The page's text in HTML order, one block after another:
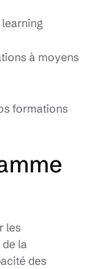
à moyens
formations
les
la
des